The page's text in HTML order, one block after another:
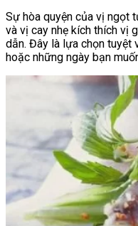
Sự hòa quyện của vị ngọt
và vị cay nhẹ kích thích vị
dẫn. Đây là lựa chọn
hoặc những ngày bạn